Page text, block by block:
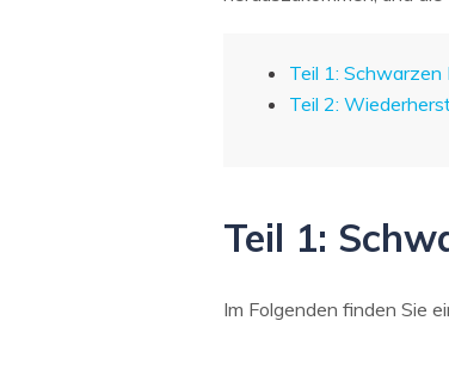
Teil 1:
Teil 2:
Teil 1:
Im Folgenden finden Sie